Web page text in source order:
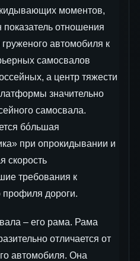
моментов,
отношения
автомобиля к
самосвалов
а центр тяжести
значительно
самосвала.
бóльшая
при опрокидывании и
скорость
требования к
профиля дороги.
– его рама. Рама
отличается от
автомобиля. Она